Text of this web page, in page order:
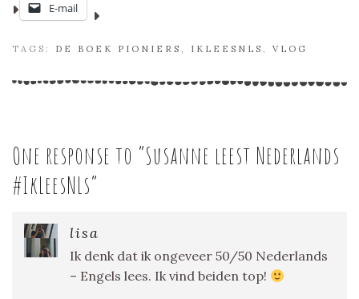
E-mail
TAGS: DE BOEK PIONIERS , IKLEESNLS , VLOG
One response to “Susanne leest Nederlands
#IkLeesNLs”
lisa
Ik denk dat ik ongeveer 50/50 Nederlands
– Engels lees. Ik vind beiden top!